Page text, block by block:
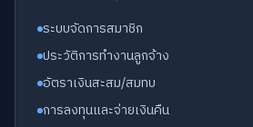
ระบบจัดการสมาชิก
ประวัติการทำงานลูกจ้าง
อัตราเงินสะสม/สมทบ
การลงทุนและจ่ายเงินคืน